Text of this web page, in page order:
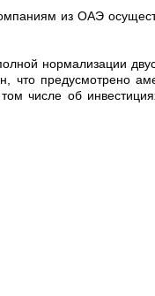
из ОАЭ
нормализации
предусмотрено
об